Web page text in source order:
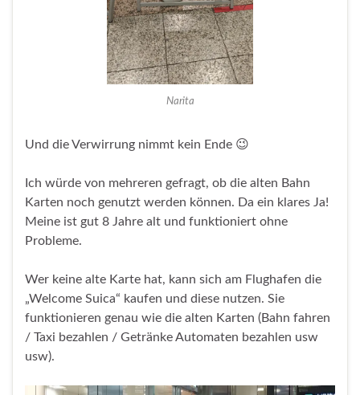
Narita
Und die Verwirrung nimmt kein Ende 😉
Ich würde von mehreren gefragt, ob die alten Bahn
Karten noch genutzt werden können. Da ein klares Ja!
Meine ist gut 8 Jahre alt und funktioniert ohne
Probleme.
Wer keine alte Karte hat, kann sich am Flughafen die
„Welcome Suica“ kaufen und diese nutzen. Sie
funktionieren genau wie die alten Karten (Bahn fahren
/ Taxi bezahlen / Getränke Automaten bezahlen usw
usw).